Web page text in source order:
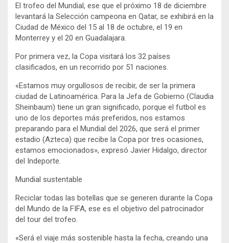
El trofeo del Mundial, ese que el próximo 18 de diciembre
levantará la Selección campeona en Qatar, se exhibirá en la
Ciudad de México del 15 al 18 de octubre, el 19 en
Monterrey y el 20 en Guadalajara.
Por primera vez, la Copa visitará los 32 países
clasificados, en un recorrido por 51 naciones.
«Estamos muy orgullosos de recibir, de ser la primera
ciudad de Latinoamérica. Para la Jefa de Gobierno (Claudia
Sheinbaum) tiene un gran significado, porque el futbol es
uno de los deportes más preferidos, nos estamos
preparando para el Mundial del 2026, que será el primer
estadio (Azteca) que recibe la Copa por tres ocasiones,
estamos emocionados», expresó Javier Hidalgo, director
del Indeporte.
Mundial sustentable
Reciclar todas las botellas que se generen durante la Copa
del Mundo de la FIFA, ese es el objetivo del patrocinador
del tour del trofeo.
«Será el viaje más sostenible hasta la fecha, creando una